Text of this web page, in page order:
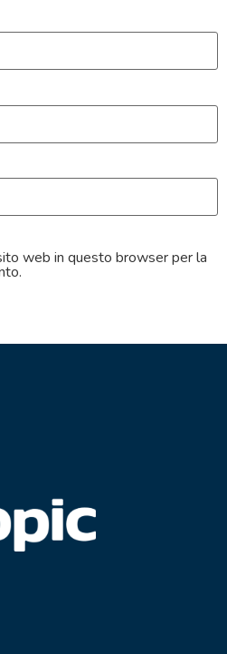
web in questo browser per la